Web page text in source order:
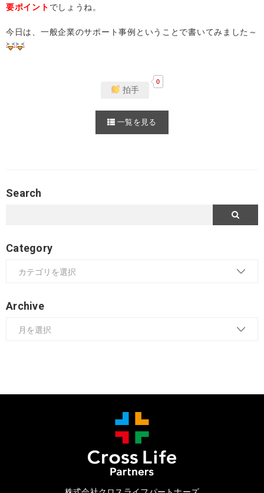
要ポイント でしょうね。
今日は、一般企業のサポート事例ということで書いてみました～
拍手
0
一覧を見る
Search
Category
Archive